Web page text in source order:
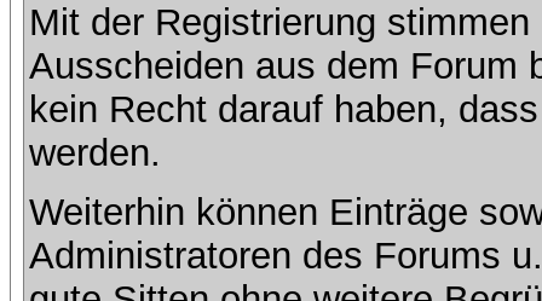
Mit der Registrierung
Ausscheiden aus dem Forum
kein Recht darauf haben,
werden.
Weiterhin können Einträge
Administratoren des Forums